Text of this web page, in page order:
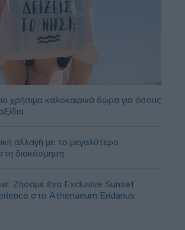
χρήσιμα καλοκαιρινά δώρα για όσους
αλλαγή με το μεγαλύτερο
διακόσμηση
Ζήσαμε ένα Exclusive Sunset
στο Athenaeum Eridanus